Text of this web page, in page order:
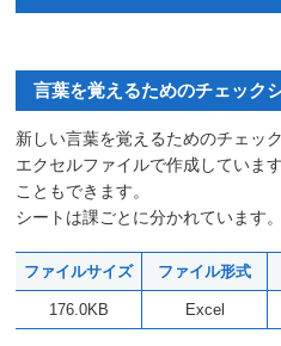
言葉を覚えるためのチェック
新しい言葉を覚えるためのチェッ
エクセルファイルで作成していま
こともできます。
シートは課ごとに分かれています。
ファイルサイズ ファイル形式
176.0KB Excel